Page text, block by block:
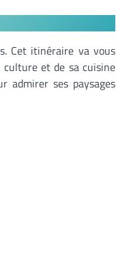
Cet itinéraire va vous
culture et de sa cuisine
admirer ses paysages